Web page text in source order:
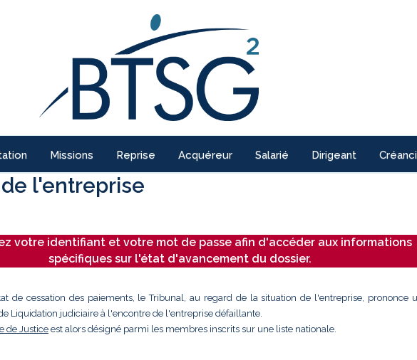
Missions Reprise Acquéreur Salarié Dirigeant
l'entreprise
votre identifiant et votre mot de passe afin d'accéder aux informations
spécifiques sur l'état d'avancement du dossier.
de cessation des paiements, le Tribunal, au regard de la situation de l'entreprise, prononce
Liquidation judiciaire à l'encontre de l'entreprise défaillante.
de Justiceest alors désigné parmi les membres inscrits sur une liste nationale.